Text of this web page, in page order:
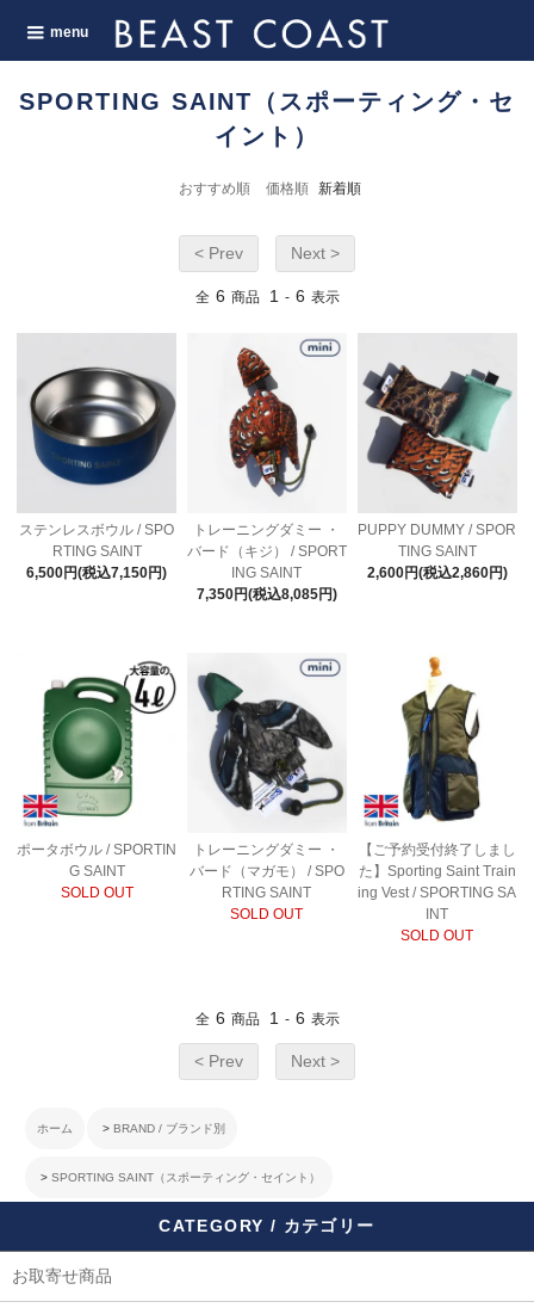
menu
SPORTING SAINT（スポーティング・セ
イント）
おすすめ順 価格順 新着順
< Prev Next >
全 6 商品 1 - 6 表示
ステンレスボウル / SPO
RTING SAINT
6,500円(税込7,150円)
トレーニングダミー ・
バード（キジ） / SPORT
ING SAINT
7,350円(税込8,085円)
PUPPY DUMMY / SPOR
TING SAINT
2,600円(税込2,860円)
ポータボウル / SPORTIN
G SAINT
SOLD OUT
トレーニングダミー ・
バード（マガモ） / SPO
RTING SAINT
SOLD OUT
【ご予約受付終了しまし
た】Sporting Saint Train
ing Vest / SPORTING SA
INT
SOLD OUT
全 6 商品 1 - 6 表示
< Prev Next >
ホーム > BRAND / ブランド別
> SPORTING SAINT（スポーティング・セイント）
CATEGORY / カテゴリー
お取寄せ商品